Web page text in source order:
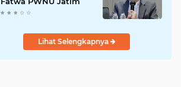
Lihat Selengkapnya